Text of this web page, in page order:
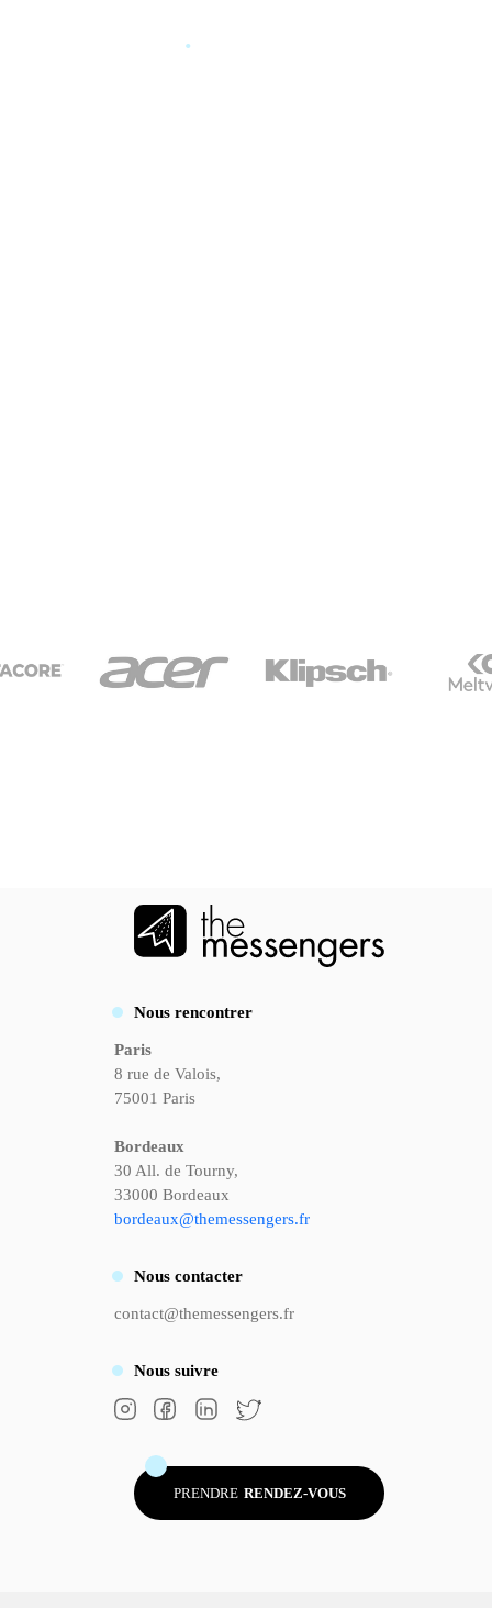
.
Nous rencontrer
Paris
8 rue de Valois,
75001 Paris
Bordeaux
30 All. de Tourny,
33000 Bordeaux
bordeaux@themessengers.fr
Nous contacter
contact@themessengers.fr
Nous suivre
PRENDRE RENDEZ-VOUS